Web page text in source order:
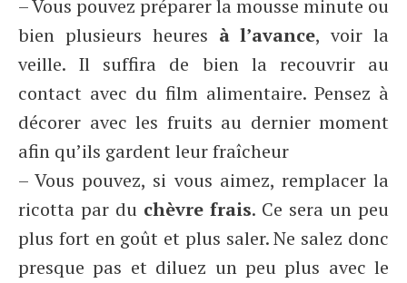
– Vous pouvez préparer la mousse minute ou
bien plusieurs heures à l’avance, voir la
veille. Il suffira de bien la recouvrir au
contact avec du film alimentaire. Pensez à
décorer avec les fruits au dernier moment
afin qu’ils gardent leur fraîcheur
– Vous pouvez, si vous aimez, remplacer la
ricotta par du chèvre frais. Ce sera un peu
plus fort en goût et plus saler. Ne salez donc
presque pas et diluez un peu plus avec le